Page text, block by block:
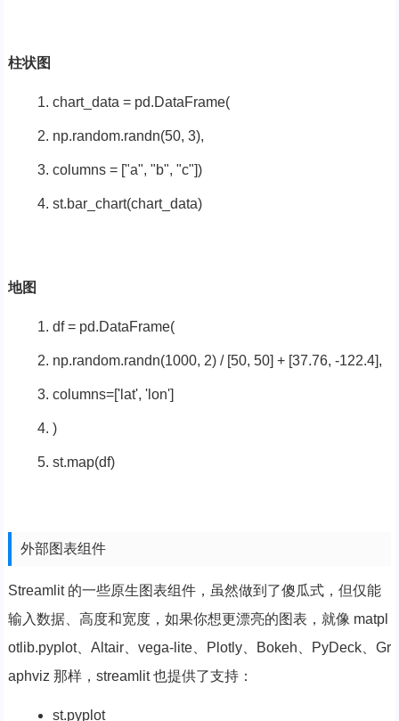
柱状图
chart_data = pd.DataFrame(
np.random.randn(50, 3),
columns = ["a", "b", "c"])
st.bar_chart(chart_data)
地图
df = pd.DataFrame(
np.random.randn(1000, 2) / [50, 50] + [37.76, -122.4],
columns=['lat', 'lon']
)
st.map(df)
外部图表组件
Streamlit 的一些原生图表组件，虽然做到了傻瓜式，但仅能
输入数据、高度和宽度，如果你想更漂亮的图表，就像 matpl
otlib.pyplot、Altair、vega-lite、Plotly、Bokeh、PyDeck、Gr
aphviz 那样，streamlit 也提供了支持：
st.pyplot